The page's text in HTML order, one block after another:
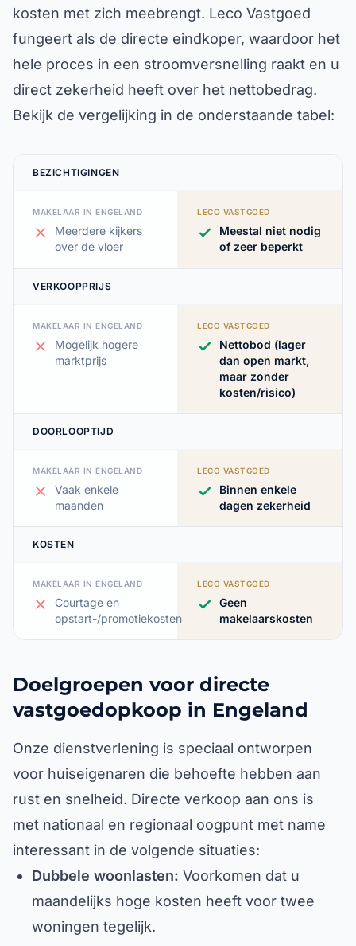
kosten met zich meebrengt. Leco Vastgoed
fungeert als de directe eindkoper, waardoor het
hele proces in een stroomversnelling raakt en u
direct zekerheid heeft over het nettobedrag.
Bekijk de vergelijking in de onderstaande tabel:
BEZICHTIGINGEN
MAKELAAR IN ENGELAND
Meerdere kijkers
over de vloer
LECO VASTGOED
Meestal niet nodig
of zeer beperkt
VERKOOPPRIJS
MAKELAAR IN ENGELAND
Mogelijk hogere
marktprijs
LECO VASTGOED
Nettobod (lager
dan open markt,
maar zonder
kosten/risico)
DOORLOOPTIJD
MAKELAAR IN ENGELAND
Vaak enkele
maanden
LECO VASTGOED
Binnen enkele
dagen zekerheid
KOSTEN
MAKELAAR IN ENGELAND
Courtage en
opstart-/promotiekosten
LECO VASTGOED
Geen
makelaarskosten
Doelgroepen voor directe
vastgoedopkoop in Engeland
Onze dienstverlening is speciaal ontworpen
voor huiseigenaren die behoefte hebben aan
rust en snelheid. Directe verkoop aan ons is
met nationaal en regionaal oogpunt met name
interessant in de volgende situaties:
Dubbele woonlasten: Voorkomen dat u
maandelijks hoge kosten heeft voor twee
woningen tegelijk.